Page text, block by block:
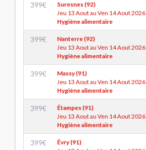
399€
Suresnes (92)
Jeu 13 Aout au Ven 14 Aout 2026
Hygiène alimentaire
399€
Nanterre (92)
Jeu 13 Aout au Ven 14 Aout 2026
Hygiène alimentaire
399€
Massy (91)
Jeu 13 Aout au Ven 14 Aout 2026
Hygiène alimentaire
399€
Étampes (91)
Jeu 13 Aout au Ven 14 Aout 2026
Hygiène alimentaire
399€
Évry (91)